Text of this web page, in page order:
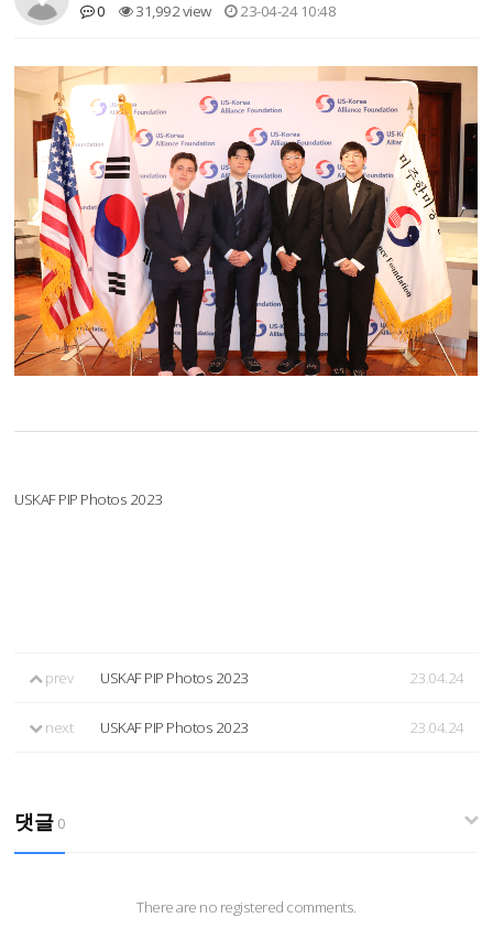
0 31,992 view 23-04-24 10:48
USKAF PIP Photos 2023
prev USKAF PIP Photos 2023 23.04.24
next USKAF PIP Photos 2023 23.04.24
댓글 0
There are no registered comments.